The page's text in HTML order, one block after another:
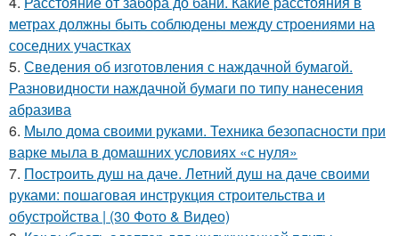
метрах должны быть соблюдены между строениями на
соседних участках
5. Сведения об изготовления с наждачной бумагой.
Разновидности наждачной бумаги по типу нанесения
абразива
6. Мыло дома своими руками. Техника безопасности при
варке мыла в домашних условиях «с нуля»
7. Построить душ на даче. Летний душ на даче своими
руками: пошаговая инструкция строительства и
обустройства | (30 Фото & Видео)